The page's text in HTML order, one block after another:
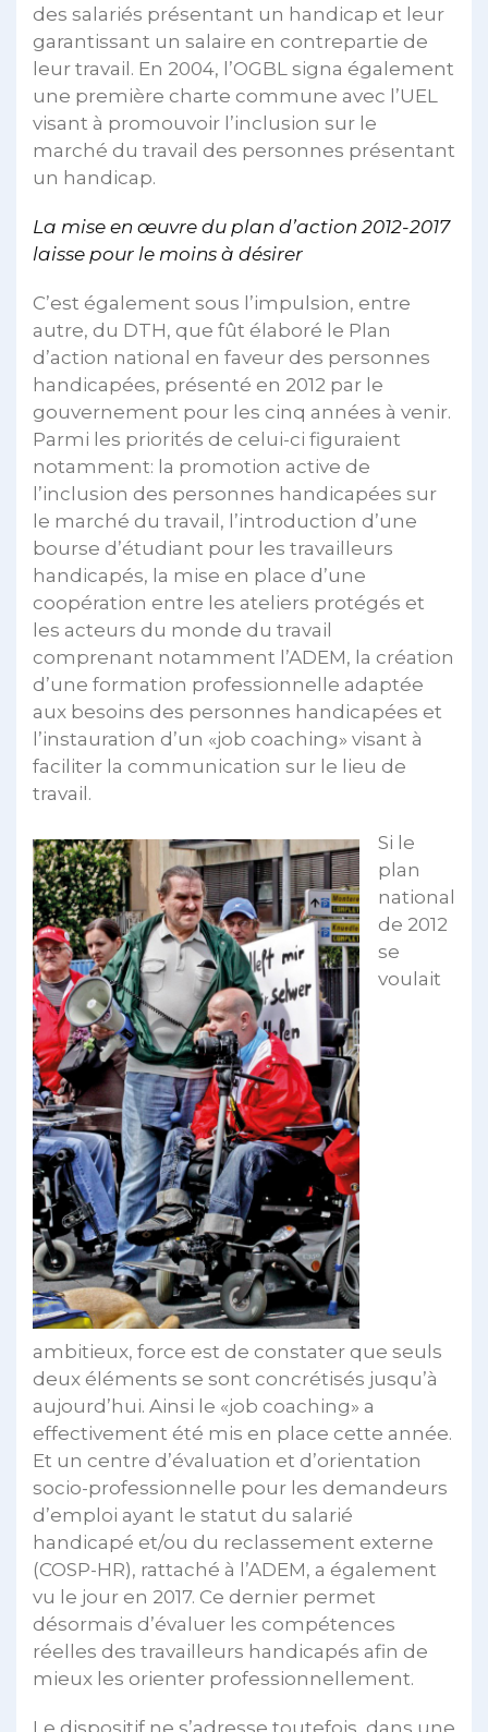
des salariés présentant un handicap et leur
garantissant un salaire en contrepartie de
leur travail. En 2004, l’OGBL signa également
une première charte commune avec l’UEL
visant à promouvoir l’inclusion sur le
marché du travail des personnes présentant
un handicap.
La mise en œuvre du plan d’action 2012-2017
laisse pour le moins à désirer
C’est également sous l’impulsion, entre
autre, du DTH, que fût élaboré le Plan
d’action national en faveur des personnes
handicapées, présenté en 2012 par le
gouvernement pour les cinq années à venir.
Parmi les priorités de celui-ci figuraient
notamment: la promotion active de
l’inclusion des personnes handicapées sur
le marché du travail, l’introduction d’une
bourse d’étudiant pour les travailleurs
handicapés, la mise en place d’une
coopération entre les ateliers protégés et
les acteurs du monde du travail
comprenant notamment l’ADEM, la création
d’une formation professionnelle adaptée
aux besoins des personnes handicapées et
l’instauration d’un «job coaching» visant à
faciliter la communication sur le lieu de
travail.
Si le
plan
national
de 2012
se
voulait
ambitieux, force est de constater que seuls
deux éléments se sont concrétisés jusqu’à
aujourd’hui. Ainsi le «job coaching» a
effectivement été mis en place cette année.
Et un centre d’évaluation et d’orientation
socio-professionnelle pour les demandeurs
d’emploi ayant le statut du salarié
handicapé et/ou du reclassement externe
(COSP-HR), rattaché à l’ADEM, a également
vu le jour en 2017. Ce dernier permet
désormais d’évaluer les compétences
réelles des travailleurs handicapés afin de
mieux les orienter professionnellement.
Le dispositif ne s’adresse toutefois, dans une